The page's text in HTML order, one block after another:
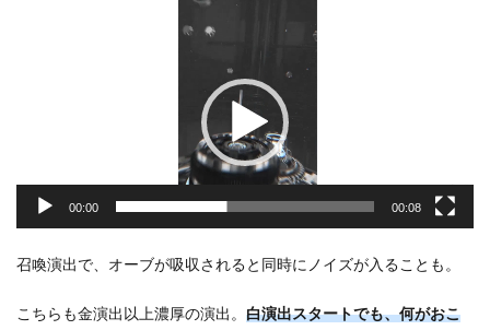
00:00 00:08
召喚演出で、オーブが吸収されると同時にノイズが入ることも。
こちらも金演出以上濃厚の演出。 白演出スタートでも、何がおこ